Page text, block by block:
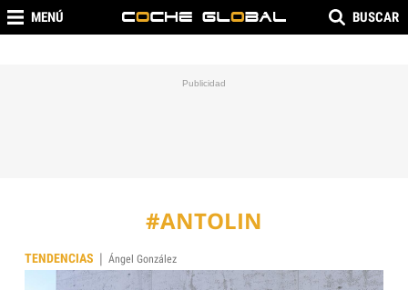
MENÚ BUSCAR
#ANTOLIN
TENDENCIAS | Ángel González